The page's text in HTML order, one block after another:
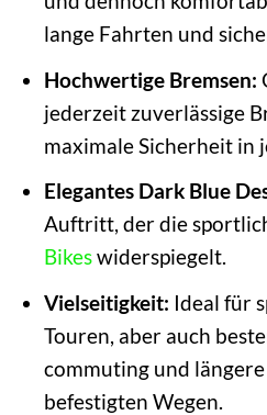
lange Fahrten und
Hochwertige Bremsen:
jederzeit zuverlässige
maximale Sicherheit in
Elegantes Dark Blue
Auftritt, der die
Bikeswiderspiegelt.
Vielseitigkeit: Ideal für
Touren, aber auch
commuting und
befestigten Wegen.